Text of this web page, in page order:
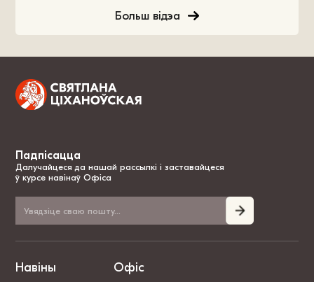
Больш відэа
Падпісацца
Далучайцеся да нашай рассылкі і заставайцеся
ў курсе навінаў Офіса
Навіны Офіс